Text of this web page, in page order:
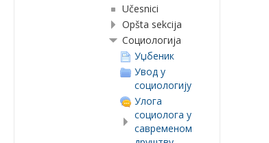
Učesnici
Opšta sekcija
Социологија
Уџбеник
Увод у
социологију
Улога
социолога у
савременом